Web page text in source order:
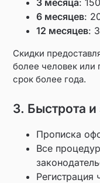
3 месяца:
6 месяцев:
12 месяцев:
Скидки
более человек
срок более года.
3. Быстрота и
Прописка
Все
Регистрация